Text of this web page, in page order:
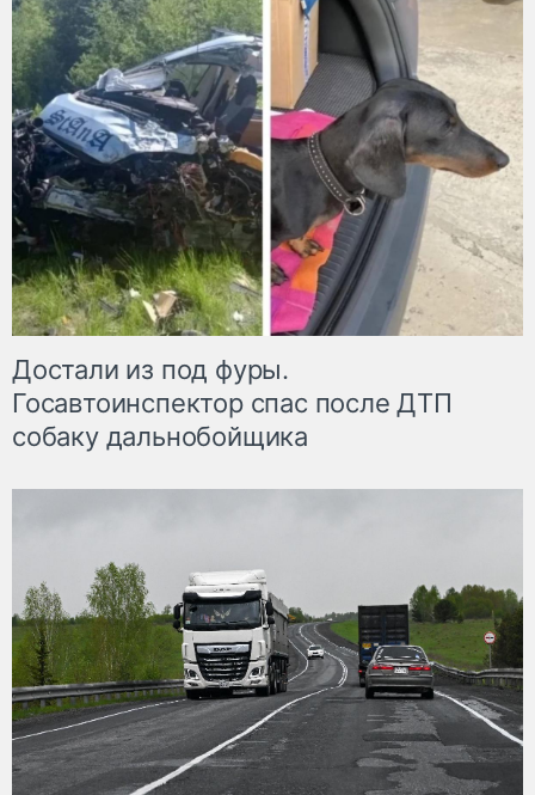
Достали из под фуры.
Госавтоинспектор спас после ДТП
собаку дальнобойщика